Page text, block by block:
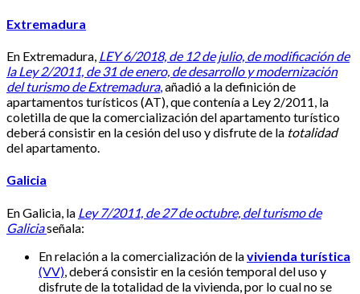
Extremadura
En Extremadura, LEY 6/2018, de 12 de julio, de modificación de
la Ley 2/2011, de 31 de enero, de desarrollo y modernización
del turismo de Extremadura,añadió a la definición de
apartamentos turísticos (AT), que contenía a Ley 2/2011, la
coletilla de que la comercialización del apartamento turístico
deberá consistir en la cesión del uso y disfrute de la totalidad
del apartamento.
Galicia
En Galicia, la Ley 7/2011, de 27 de octubre, del turismo de
Galiciaseñala:
En relación a la comercialización de lavivienda turística
(VV) , deberá consistir en la cesión temporal del uso y
disfrute de la totalidad de la vivienda, por lo cual no se